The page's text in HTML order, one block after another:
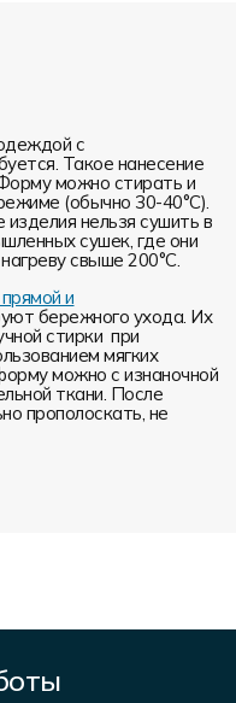
с
Такое нанесение
можно стирать и
(обычно 30-40°С).
изделия нельзя сушить в
сушек, где они
свыше 200°С.
и
бережного ухода. Их
стирки при
мягких
можно с изнаночной
ткани. После
прополоскать, не